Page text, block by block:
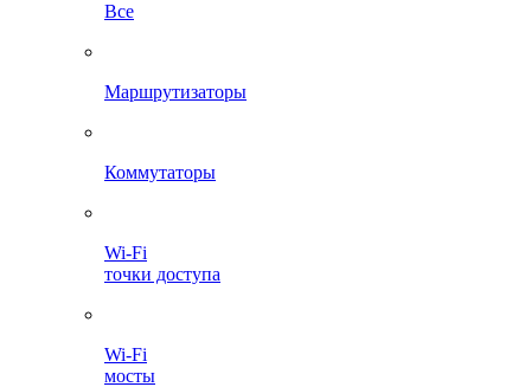
Все
Маршрутизаторы
Коммутаторы
Wi-Fi
точки доступа
Wi-Fi
мосты